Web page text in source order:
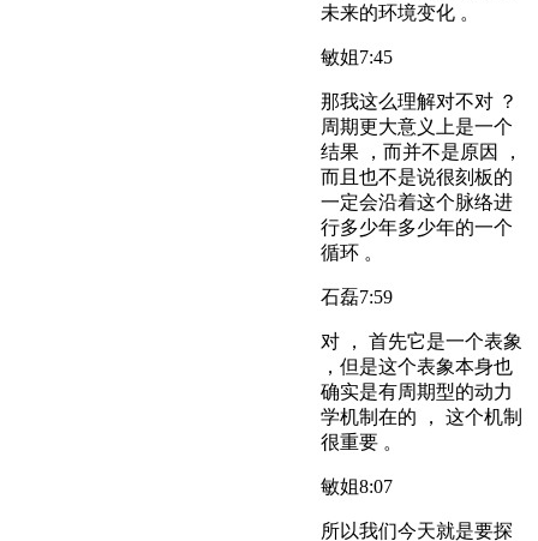
未来的环境变化 。
敏姐7:45
那我这么理解对不对 ？
周期更大意义上是一个
结果 ，而并不是原因 ，
而且也不是说很刻板的
一定会沿着这个脉络进
行多少年多少年的一个
循环 。
石磊7:59
对 ， 首先它是一个表象
，但是这个表象本身也
确实是有周期型的动力
学机制在的 ， 这个机制
很重要 。
敏姐8:07
所以我们今天就是要探